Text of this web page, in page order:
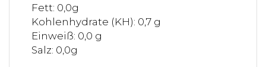
Fett: 0,0g
Kohlenhydrate (KH): 0,7 g
Einweiß: 0,0 g
Salz: 0,0g